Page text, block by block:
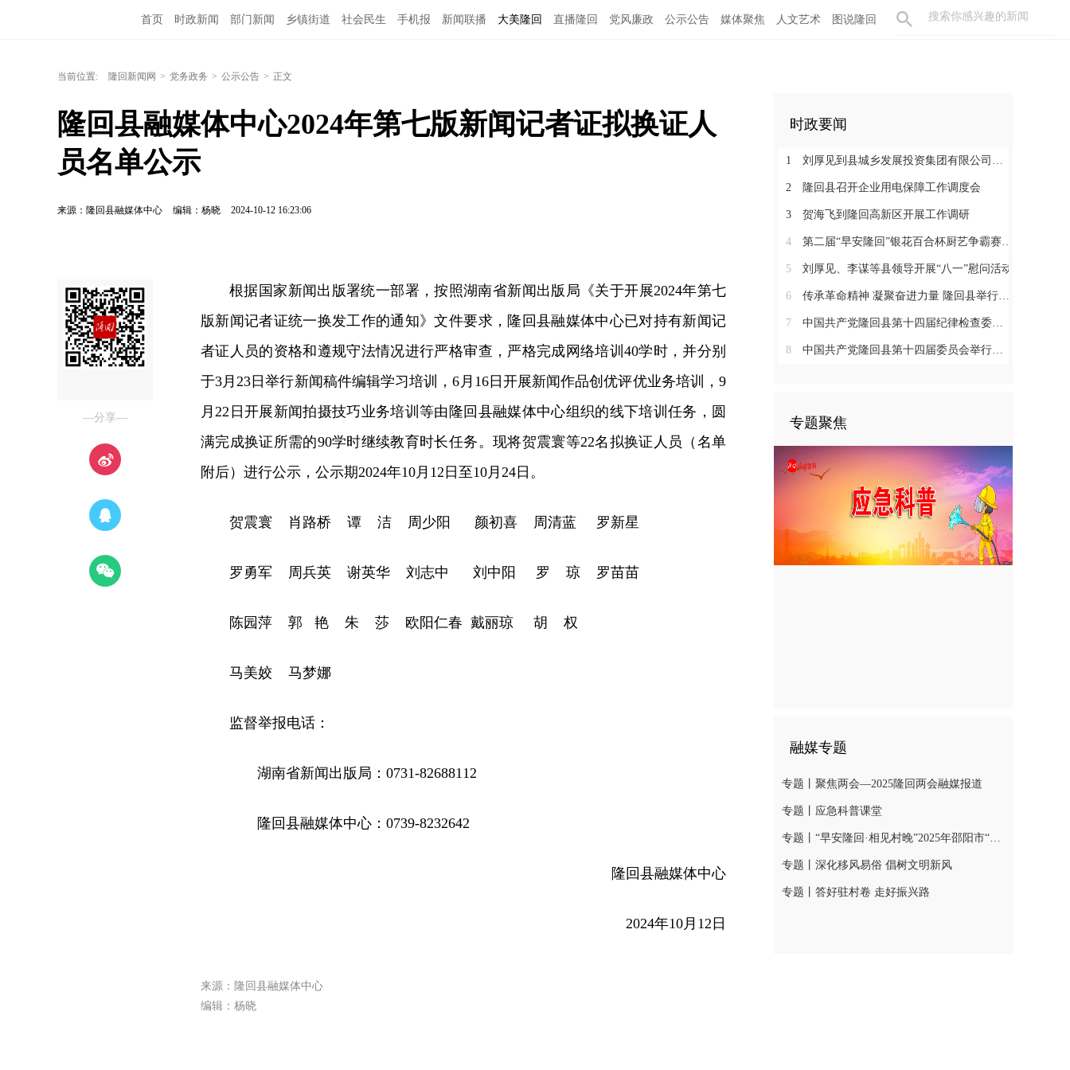
首页 时政新闻 部门新闻 乡镇街道 社会民生 手机报 新闻联播 大美隆回 直播隆回 党风廉政 公示公告 媒体聚焦 人文艺术 图说隆回
当前位置: 隆回新闻网 > 党务政务 > 公示公告 > 正文
隆回县融媒体中心2024年第七版新闻记者证拟换证人
员名单公示
来源：隆回县融媒体中心 编辑：杨晓 2024-10-12 16:23:06
—分享—
根据国家新闻出版署统一部署，按照湖南省新闻出版局《关于开展2024年第七
版新闻记者证统一换发工作的通知》文件要求，隆回县融媒体中心已对持有新闻记
者证人员的资格和遵规守法情况进行严格审查，严格完成网络培训40学时，并分别
于3月23日举行新闻稿件编辑学习培训，6月16日开展新闻作品创优评优业务培训，9
月22日开展新闻拍摄技巧业务培训等由隆回县融媒体中心组织的线下培训任务，圆
满完成换证所需的90学时继续教育时长任务。现将贺震寰等22名拟换证人员（名单
附后）进行公示，公示期2024年10月12日至10月24日。
贺震寰 肖路桥 谭 洁 周少阳 颜初喜 周清蓝 罗新星
罗勇军 周兵英 谢英华 刘志中 刘中阳 罗 琼 罗苗苗
陈园萍 郭 艳 朱 莎 欧阳仁春 戴丽琼 胡 权
马美姣 马梦娜
监督举报电话：
湖南省新闻出版局：0731-82688112
隆回县融媒体中心：0739-8232642
隆回县融媒体中心
2024年10月12日
来源：隆回县融媒体中心
编辑：杨晓
时政要闻
1 刘厚见到县城乡发展投资集团有限公司调研
2 隆回县召开企业用电保障工作调度会
3 贺海飞到隆回高新区开展工作调研
4 第二届“早安隆回”银花百合杯厨艺争霸赛启动
5 刘厚见、李谋等县领导开展“八一”慰问活动
6 传承革命精神 凝聚奋进力量 隆回县举行纪念红军长征胜利90周年活动
7 中国共产党隆回县第十四届纪律检查委员会举行第一次全体会议
8 中国共产党隆回县第十四届委员会举行第一次全体会议
专题聚焦
融媒专题
专题丨聚焦两会—2025隆回两会融媒报道
专题丨应急科普课堂
专题丨“早安隆回·相见村晚”2025年邵阳市“我们的节日·春节”村晚示范展示活动
专题丨深化移风易俗 倡树文明新风
专题丨答好驻村卷 走好振兴路